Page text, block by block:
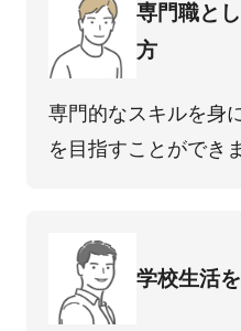
専⾨職と
⽅
専⾨的なスキルを⾝
を⽬指すことができ
学校⽣活